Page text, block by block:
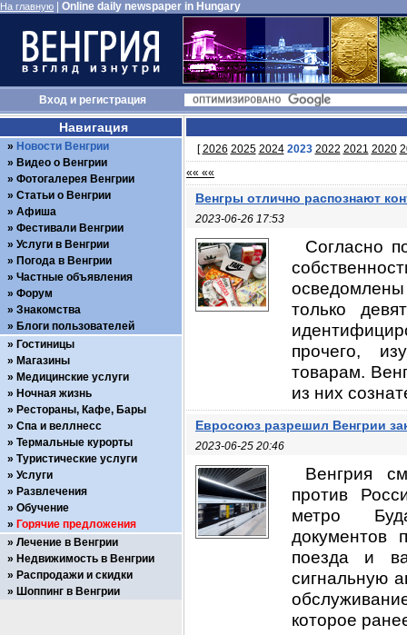
На главную Online daily newspaper in Hungary
Входи регистрация
[2026 2025 2024 2023 2022 2021 2020
«« ««
Венгры отлично распознают
2023-06-26 17:53
Согласно
только
прочего,
товарам.
из них
Евросоюз разрешил Венгрии
2023-06-25 20:46
Венгрия
против
метро
документов
поезда и
сигнальную
которое
Навигация
Новости Венгрии
Видео о Венгрии
Фотогалерея Венгрии
Статьи о Венгрии
Афиша
Фестивали Венгрии
Услуги в Венгрии
Погода в Венгрии
Частные объявления
Форум
Знакомства
Блоги пользователей
Гостиницы
Магазины
Медицинские услуги
Ночная жизнь
Рестораны, Кафе, Бары
Спа и веллнесс
Термальные курорты
Туристические услуги
Услуги
Развлечения
Обучение
Горячие предложения
Лечение в Венгрии
Недвижимость в Венгрии
Распродажи и скидки
Шоппинг в Венгрии